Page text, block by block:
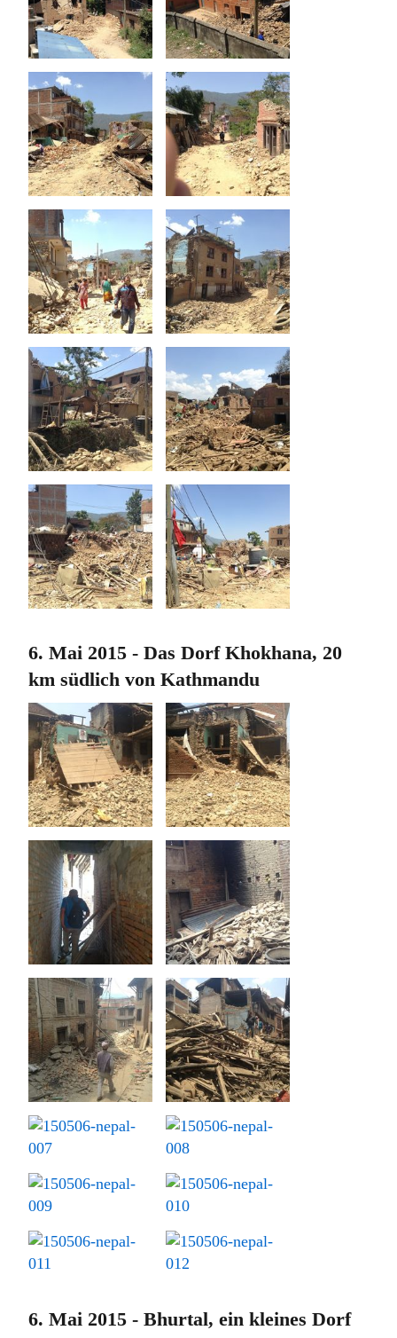
6. Mai 2015 - Das Dorf Khokhana, 20
km südlich von Kathmandu
6. Mai 2015 - Bhurtal, ein kleines Dorf